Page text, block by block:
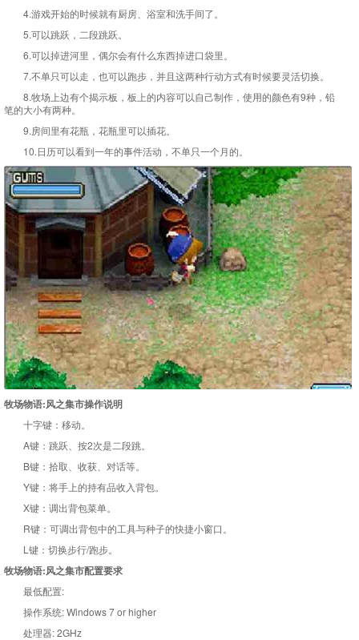
4.游戏开始的时候就有厨房、浴室和洗手间了。
5.可以跳跃，二段跳跃。
6.可以掉进河里，偶尔会有什么东西掉进口袋里。
7.不单只可以走，也可以跑步，并且这两种行动方式有时候要灵活切换。
8.牧场上边有个揭示板，板上的内容可以自己制作，使用的颜色有9种，铅
笔的大小有两种。
9.房间里有花瓶，花瓶里可以插花。
10.日历可以看到一年的事件活动，不单只一个月的。
牧场物语:风之集市操作说明
十字键：移动。
A键：跳跃、按2次是二段跳。
B键：拾取、收获、对话等。
Y键：将手上的持有品收入背包。
X键：调出背包菜单。
R键：可调出背包中的工具与种子的快捷小窗口。
L键：切换步行/跑步。
牧场物语:风之集市配置要求
最低配置:
操作系统: Windows 7 or higher
处理器: 2GHz